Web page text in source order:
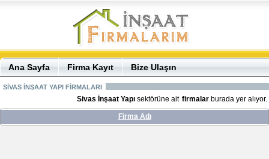
Ana Sayfa Firma Kayıt Bize Ulaşın
SİVAS İNŞAAT YAPI FİRMALARI
Sivas İnşaat Yapı sektörüne ait firmalar burada yer alıyor.
Firma Adı